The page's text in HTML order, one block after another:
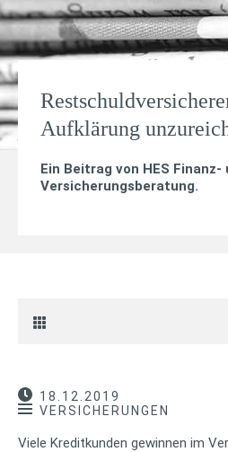
Aufklärung
Ein Beitrag von HES Finanz-
Versicherungsberatung.
18.12.2019
VERSICHERUNGEN
Viele Kreditkunden gewinnen im